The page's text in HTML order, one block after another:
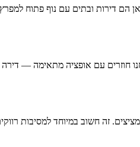
הם דירות ובתים עם נוף פתוח
חוזרים עם אופציה מתאימה —
זה חשוב במיוחד